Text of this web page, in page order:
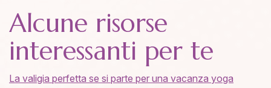
Alcune risorse
interessanti per te
La valigia perfetta se si parte per una vacanza yoga